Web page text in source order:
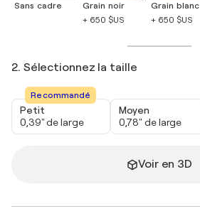
Sans cadre
Grain noir
+ 650 $US
Grain blanc
+ 650 $US
2. Sélectionnez la taille
Recommandé
Petit
0,39" de large
Moyen
0,78" de large
Voir en 3D